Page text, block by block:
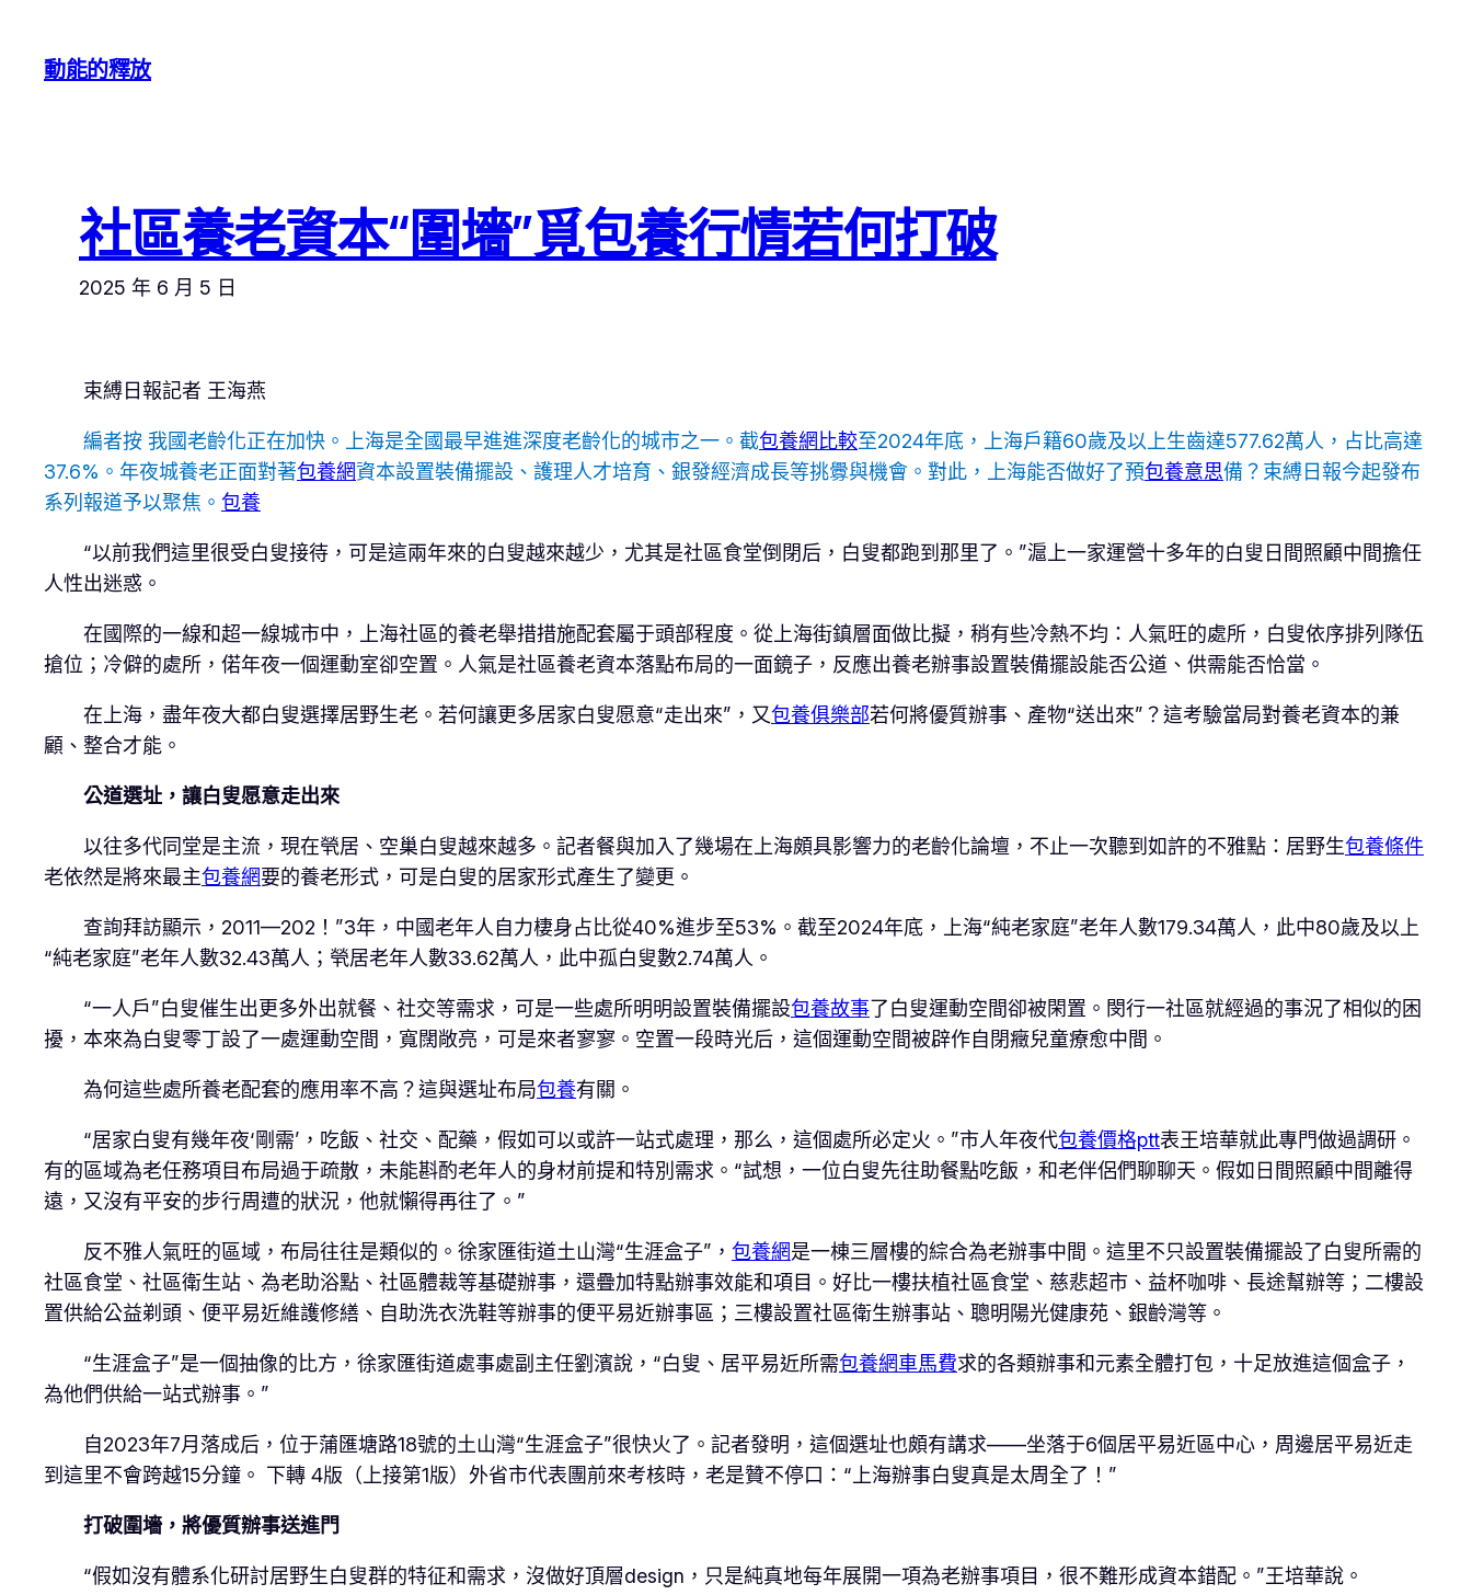
動能的釋放
社區養老資本“圍墻”覓包養行情若何打破
2025 年 6 月 5 日
束縛日報記者 王海燕
編者按 我國老齡化正在加快。上海是全國最早進進深度老齡化的城市之一。截包養網比較至2024年底，上海戶籍60歲及以上生齒達577.62萬人，占比高達
37.6%。年夜城養老正面對著包養網資本設置裝備擺設、護理人才培育、銀發經濟成長等挑釁與機會。對此，上海能否做好了預包養意思備？束縛日報今起發布
系列報道予以聚焦。 包養
“以前我們這里很受白叟接待，可是這兩年來的白叟越來越少，尤其是社區食堂倒閉后，白叟都跑到那里了。”滬上一家運營十多年的白叟日間照顧中間擔任
人性出迷惑。
在國際的一線和超一線城市中，上海社區的養老舉措措施配套屬于頭部程度。從上海街鎮層面做比擬，稍有些冷熱不均：人氣旺的處所，白叟依序排列隊伍
搶位；冷僻的處所，偌年夜一個運動室卻空置。人氣是社區養老資本落點布局的一面鏡子，反應出養老辦事設置裝備擺設能否公道、供需能否恰當。
在上海，盡年夜大都白叟選擇居野生老。若何讓更多居家白叟愿意“走出來”，又包養俱樂部若何將優質辦事、產物“送出來”？這考驗當局對養老資本的兼
顧、整合才能。
公道選址，讓白叟愿意走出來
以往多代同堂是主流，現在煢居、空巢白叟越來越多。記者餐與加入了幾場在上海頗具影響力的老齡化論壇，不止一次聽到如許的不雅點：居野生包養條件
老依然是將來最主包養網要的養老形式，可是白叟的居家形式產生了變更。
查詢拜訪顯示，2011—202！”3年，中國老年人自力棲身占比從40%進步至53%。截至2024年底，上海“純老家庭”老年人數179.34萬人，此中80歲及以上
“純老家庭”老年人數32.43萬人；煢居老年人數33.62萬人，此中孤白叟數2.74萬人。
“一人戶”白叟催生出更多外出就餐、社交等需求，可是一些處所明明設置裝備擺設包養故事了白叟運動空間卻被閑置。閔行一社區就經過的事況了相似的困
擾，本來為白叟零丁設了一處運動空間，寬闊敞亮，可是來者寥寥。空置一段時光后，這個運動空間被辟作自閉癥兒童療愈中間。
為何這些處所養老配套的應用率不高？這與選址布局包養有關。
“居家白叟有幾年夜‘剛需’，吃飯、社交、配藥，假如可以或許一站式處理，那么，這個處所必定火。”市人年夜代包養價格ptt表王培華就此專門做過調研。
有的區域為老任務項目布局過于疏散，未能斟酌老年人的身材前提和特別需求。“試想，一位白叟先往助餐點吃飯，和老伴侶們聊聊天。假如日間照顧中間離得
遠，又沒有平安的步行周遭的狀況，他就懶得再往了。”
反不雅人氣旺的區域，布局往往是類似的。徐家匯街道土山灣“生涯盒子”， 包養網是一棟三層樓的綜合為老辦事中間。這里不只設置裝備擺設了白叟所需的
社區食堂、社區衛生站、為老助浴點、社區體裁等基礎辦事，還疊加特點辦事效能和項目。好比一樓扶植社區食堂、慈悲超市、益杯咖啡、長途幫辦等；二樓設
置供給公益剃頭、便平易近維護修繕、自助洗衣洗鞋等辦事的便平易近辦事區；三樓設置社區衛生辦事站、聰明陽光健康苑、銀齡灣等。
“生涯盒子”是一個抽像的比方，徐家匯街道處事處副主任劉濱說，“白叟、居平易近所需包養網車馬費求的各類辦事和元素全體打包，十足放進這個盒子，
為他們供給一站式辦事。”
自2023年7月落成后，位于蒲匯塘路18號的土山灣“生涯盒子”很快火了。記者發明，這個選址也頗有講求——坐落于6個居平易近區中心，周邊居平易近走
到這里不會跨越15分鐘。 下轉 4版（上接第1版）外省市代表團前來考核時，老是贊不停口：“上海辦事白叟真是太周全了！”
打破圍墻，將優質辦事送進門
“假如沒有體系化研討居野生白叟群的特征和需求，沒做好頂層design，只是純真地每年展開一項為老辦事項目，很不難形成資本錯配。”王培華說。